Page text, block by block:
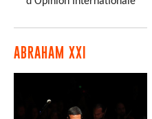
ABRAHAM XXI